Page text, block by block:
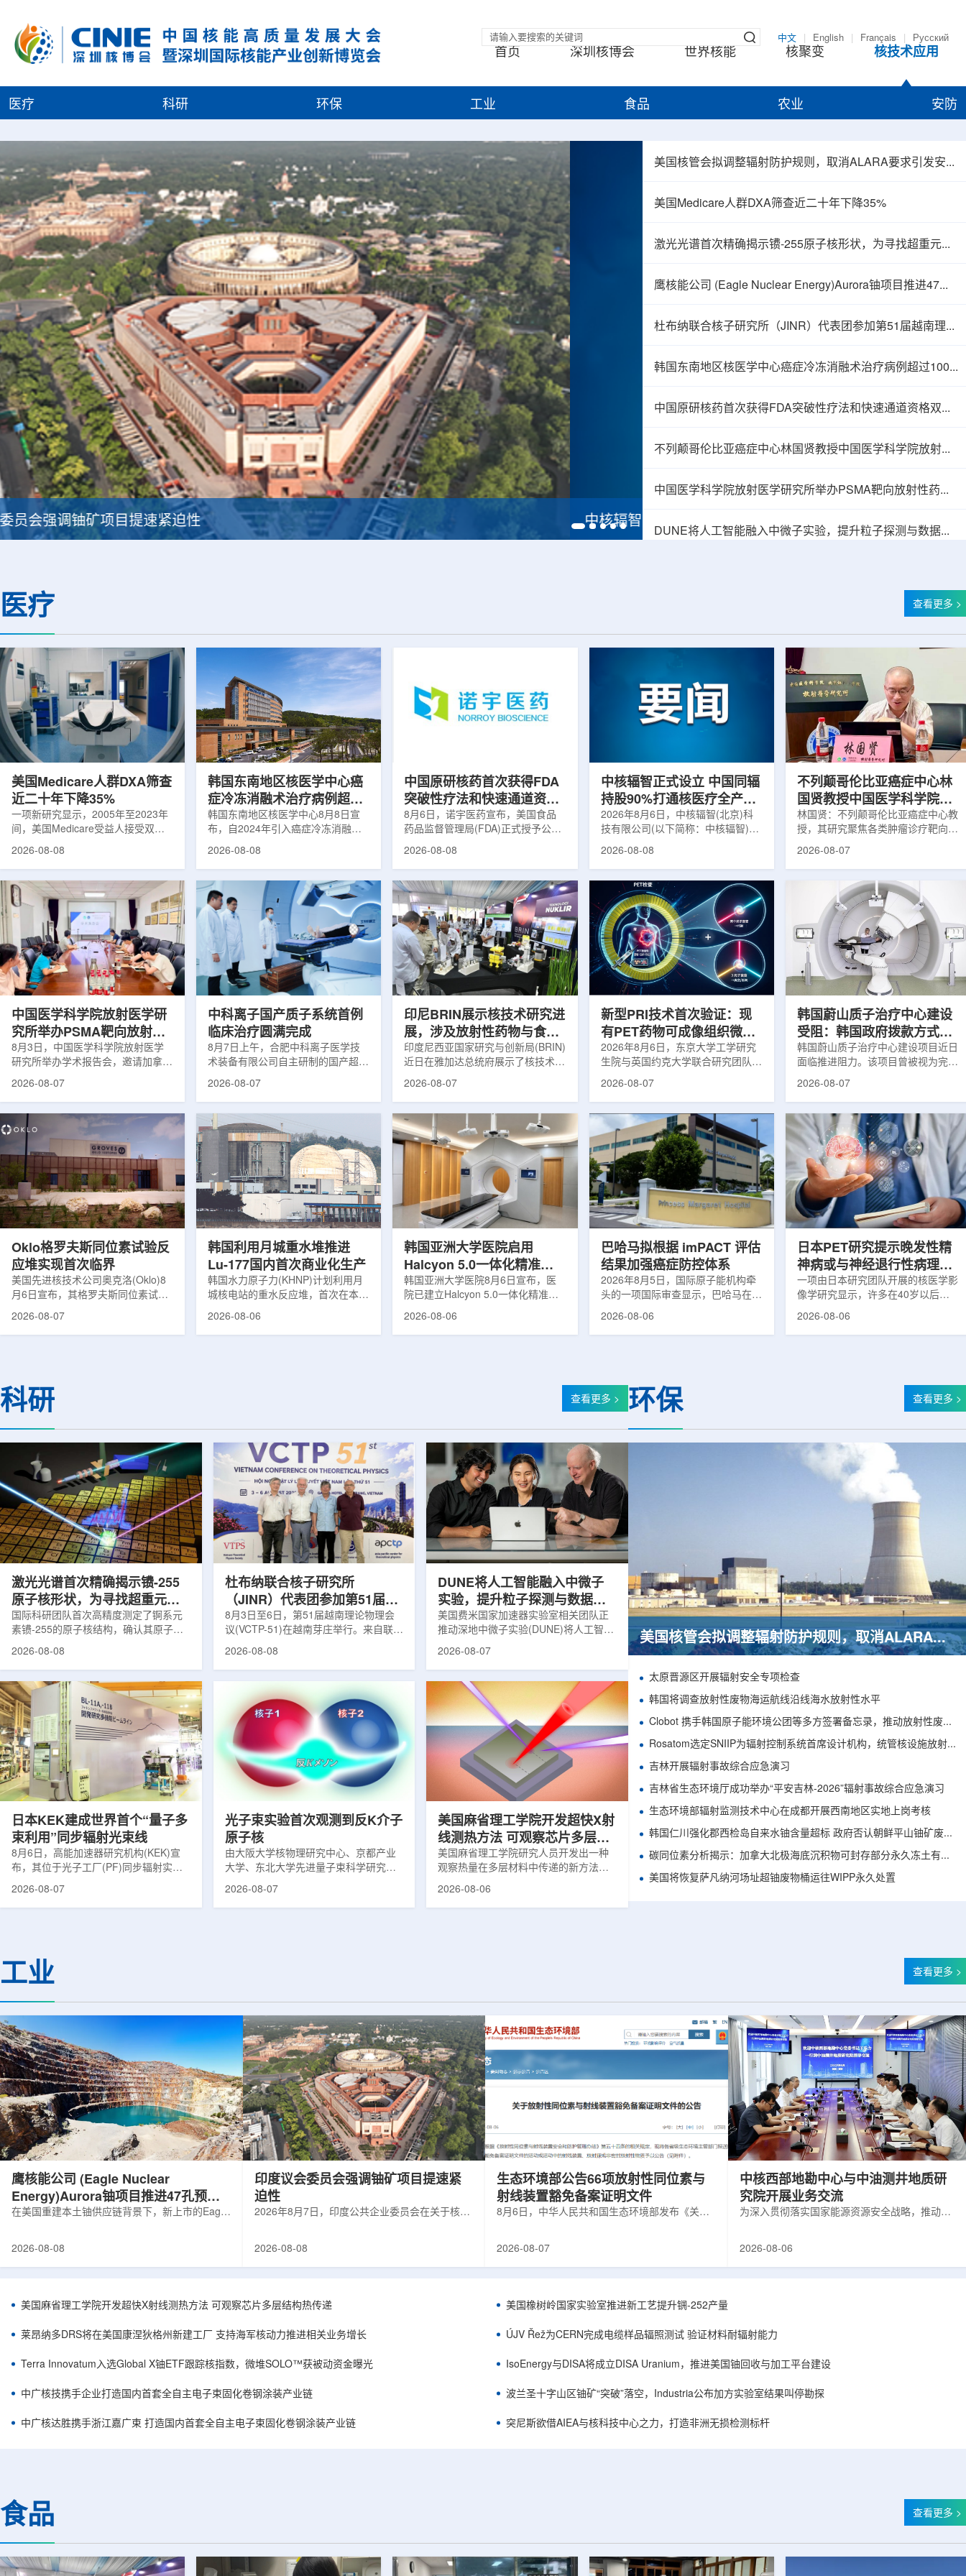
中文 English Français Русский
首页 深圳核博会 世界核能 核聚变 核技术应用
医疗 科研 环保 工业 食品 农业 安防
中核辐智正式设立 中国同辐持股90%打通核医疗全产业链 俄罗斯莫斯科州物流中心启用集装箱非开箱检验
美国核管会拟调整辐射防护规则，取消ALARA要求引发安全争议
美国Medicare人群DXA筛查近二十年下降35%
激光光谱首次精确揭示镄-255原子核形状，为寻找超重元素提供新线索
鹰核能公司 (Eagle Nuclear Energy)Aurora铀项目推进47孔预可研钻探
杜布纳联合核子研究所（JINR）代表团参加第51届越南理论物理会议
韩国东南地区核医学中心癌症冷冻消融术治疗病例超过100例
中国原研核药首次获得FDA突破性疗法和快速通道资格双重认定
不列颠哥伦比亚癌症中心林国贤教授中国医学科学院放射医学研究所开展学术交流
中国医学科学院放射医学研究所举办PSMA靶向放射性药物学术报告会
DUNE将人工智能融入中微子实验，提升粒子探测与数据处理能力
医疗 查看更多 >
美国Medicare人群DXA筛查
近二十年下降35%
一项新研究显示，2005年至2023年
间，美国Medicare受益人接受双能X
射线吸收测定(DXA)检查的比例明显
果提示，不同人群之间的筛查可及性
差异正在扩大。研究人员分析了超过
500万名Medicare受益人的理赔数
据。结果显示，DXA使用率从2005
年的每10万名受益人7255次，下降
至2023年的每10万名受益人4690
次。相关研究已发表于
《Osteoporosis International》。下
2026-08-08
韩国东南地区核医学中心癌
症冷冻消融术治疗病例超过
100例
韩国东南地区核医学中心8月8日宣
布，自2024年引入癌症冷冻消融术
以来，中心已完成超过100例相关手
法。治疗过程中，医生在CT或超声
成像引导下，将细治疗针精准插入肿
瘤部位，通过零下40摄氏度或更低
的超低温冷冻病灶，使癌细胞发生坏
死。由于低温冷冻本身具有一定麻醉
作用，该技术有助于减轻患者疼痛，
减少对周围正常组织的损伤，并促进
术后较快恢复。据该中心介绍，目前
2026-08-08
中国原研核药首次获得FDA
突破性疗法和快速通道资格
双重认定
8月6日，诺宇医药宣布，美国食品
药品监督管理局(FDA)正式授予公司
自主研发的68Ga-NYM096突破性疗
认定(Fast Track Designation,
FTD)。这是原研核药领域中国首个
获得美国 FDA 突破性疗法认定、首
个同时获得 FDA 突破性疗法与快速
通道双项认定的产品，创造了核药领
域里程碑式突破。68Ga-NYM096是
一款特异性结合CAⅨ的肾癌小分子
诊断核药，适用于疑似或确认转移性
2026-08-08
中核辐智正式设立 中国同辐
持股90%打通核医疗全产业
链
2026年8月6日，中核辐智(北京)科
技有限公司(以下简称：中核辐智)正
式设立。公司由中国同辐股份有限公
创)共同出资组建，中国同辐持股
90%，中核浙创持股10%。中核辐智
将承接中国同辐核医学发展中心业
务，锚定智慧核医疗赛道深耕布局。
公司以智慧核医学物联系统为核心载
体，打通核医疗全产业链条，构建智
慧核医学系统+核药+装备+服务协同
发展模式，推动业务从单一产品供给
2026-08-08
不列颠哥伦比亚癌症中心林
国贤教授中国医学科学院放
射医学研究所开展学术交流
林国贤：不列颠哥伦比亚癌症中心教
授，其研究聚焦各类肿瘤诊疗靶向放
射性药物开发，迄今已主导/参与发
完成自研7款放射性药物的临床转
化，用于多种肿瘤诊疗。报告会上，
林国贤教授基于其团队多年的前沿探
索，系统梳理了针对前列腺癌靶点
PSMA的核药相关研究进展：一是F-
18标记PSMA靶向PET显像剂的分子
设计与临床优势;二是通过理性优化
分子结构，大幅提高Lu-177标记治
2026-08-07
中国医学科学院放射医学研
究所举办PSMA靶向放射性
药物学术报告会
8月3日，中国医学科学院放射医学
研究所举办学术报告会，邀请加拿大
温哥华不列颠哥伦比亚癌症中心林国
性药物开发》的学术报告。报告会采
取线上线下结合方式举行，放射所部
分科研人员和研究生参加。林国贤教
授长期从事肿瘤诊疗靶向放射性药物
开发研究，已主导或参与发表135余
篇同行评议期刊论文，提交30余项
放射性药物相关专利申请，并完成7
款自研放射性药物的临床转化，应用
2026-08-07
中科离子国产质子系统首例
临床治疗圆满完成
8月7日上午，合肥中科离子医学技
术装备有限公司自主研制的国产超导
回旋质子治疗系统，在合肥离子医学
治疗系统的重要突破。本例受试者为
肺癌患者。试验所用的超导质子治疗
系统，搭载中科离子自主研发的
SC240超导回旋加速器，具有超大照
射野、360°全周束流配送能力。治
疗全程依托多模融合4D图像引导精
准定位，能实现动态适配、精准治
疗。设备运行平稳低噪，治疗控制软
2026-08-07
印尼BRIN展示核技术研究进
展，涉及放射性药物与食品
辐照应用
印度尼西亚国家研究与创新局(BRIN)
近日在雅加达总统府展示了核技术研
究成果。BRIN局长阿里夫·萨特里亚
粮食和健康等领域。在健康领域，
BRIN正在开发用于核医学的放射性
药物。这类药物含有放射性物质，可
用于癌症诊断和治疗。阿里夫表示，
放射性药物研发对癌症识别和治疗具
有重要意义。在食品领域，BRIN将
核技术用于食品保鲜，重点包括出口
水果的辐照处理。阿里夫介绍，一些
2026-08-07
新型PRI技术首次验证：现
有PET药物可成像组织微环
境
2026年8月6日，东京大学工学研究
生院与英国约克大学联合研究团队宣
布，已建立一种利用正电子三光子衰
该方法可结合现有临床PET显像剂使
用，有望为核医学影像提供观察组织
微环境的新手段。利用正电子-3光子
衰变的下一代核医学成像概念图目前
临床PET扫描主要利用正电子双光子
湮灭过程显示药物在体内的分布和积
累情况，但对组织缺氧等与疾病恶性
程度相关的微环境信息捕捉有限。...
2026-08-07
韩国蔚山质子治疗中心建设
受阻：韩国政府拨款方式调
整影响项目推进
韩国蔚山质子治疗中心建设项目近日
面临推进阻力。该项目曾被视为完善
韩国东南部区域癌症治疗体系的关键
的难度明显上升。据蔚山市8月6日
消息，蔚山市已于去年3月完成质子
治疗中心建设可行性研究及基本规划
制定服务，并开始争取国家拨款。不
过，韩国保健福祉部回复称，难以单
独为蔚山市提供大型项目资金。此
前，蔚山市曾计划通过建设质子治疗
中心，构建癌症患者可在区域内完成
2026-08-07
Oklo格罗夫斯同位素试验反
应堆实现首次临界
美国先进核技术公司奥克洛(Oklo)8
月6日宣布，其格罗夫斯同位素试验
反应堆已在低功率状态下实现可控自
特，是美国能源部反应堆试点计划下
首个在私人土地上实现临界的反应
工程建设、组件制造或采购、燃料配
置及...
2026-08-07
韩国利用月城重水堆推进
Lu-177国内首次商业化生产
韩国水力原子力(KHNP)计划利用月
城核电站的重水反应堆，首次在本土
生产用于癌症治疗的放射性同位素
后，韩国水力原子力还将扩大生产范
围至钴...
2026-08-06
韩国亚洲大学医院启用
Halcyon 5.0一体化精准放
射治疗方案
韩国亚洲大学医院8月6日宣布，医
院已建立Halcyon 5.0一体化精准放
射治疗解决方案，并开始全面用于患
射治疗系统IDENTIFY。亚洲大学医
院表示，该院是韩国首...
2026-08-06
巴哈马拟根据 imPACT 评估
结果加强癌症防控体系
2026年8月5日，国际原子能机构牵
头的一项国际审查显示，巴哈马在加
强癌症治疗服务方面具备进一步提升
评估由国际原子能机构、世界卫生组
织/泛美卫生组织和国际癌症研究机
力和实际需求。6月9日至11日，专
家组访...
2026-08-06
日本PET研究提示晚发性精
神病或与神经退行性病理相
关
一项由日本研究团队开展的核医学影
像学研究显示，许多在40岁以后首
次出现幻觉、妄想等精神病性症状的
踪剂^11C-PiB，以及tau蛋白PET示
踪剂^18F-florzolotau，对受试者大
神病患者中，β-淀粉样蛋白阳性...
2026-08-06
科研 查看更多 >
激光光谱首次精确揭示镄-255
原子核形状，为寻找超重元素
提供新线索
国际科研团队首次高精度测定了锕系元
素镄-255的原子核结构，确认其原子核
美因茨约翰内斯·古腾堡大学、亥姆霍兹
美因茨研究所、瑞典哥德堡大学等18家
机构合作完成。研究结果不仅修正了以
往标准数据表中部分不合理的核性质数
值，也为现代原子核理论模型提供了关
键实验验证。镄是自然界中不存在的人
工合成重元素，镄-255含有100个质子
和155个中子，实验获取极为困难。研究
团...
2026-08-08
杜布纳联合核子研究所
（JINR）代表团参加第51届越
南理论物理会议
8月3日至6日，第51届越南理论物理会
议(VCTP-51)在越南芽庄举行。来自联合
南、德国、印度、中国、巴基斯坦、俄
罗斯、台湾、菲律宾和日本等国家和地
区的170余名学者开展交流。本届会议议
题覆盖高能物理、核物理、凝聚态物理
和宇宙学等多个理论物理前沿方向，同
时涉及超越标准模型物理、分子物理、
量子光学与量子信息、生物材料和生物
分子等交叉研究领域。广泛的议程...
2026-08-08
DUNE将人工智能融入中微子
实验，提升粒子探测与数据处
理能力
美国费米国家加速器实验室相关团队正
推动深地中微子实验(DUNE)将人工智能
互作用识别、事件分类和探测器管理能
力。DUNE位于长基线中微子设施，目
前已开始安装大型中微子探测器模块的
结构元件。该实验由近探测器和远探测
器组成：近探测器位于费米实验室，远
探测器设在南达科他州桑福德地下研究
设施地下约1英里处。两个探测器都将采
用液氩时间投影室技术，用于记录中微
2026-08-07
日本KEK建成世界首个“量子多
束利用”同步辐射光束线
8月6日，高能加速器研究机构(KEK)宣
布，其位于光子工厂(PF)同步辐射实验
装置的BL-11A和BL-11B光束线已建成世
心的同步辐射装置组成，定位为科研和
教育基础设施。新光束线的主要特点在
观...
2026-08-07
光子束实验首次观测到反K介子
原子核
由大阪大学核物理研究中心、京都产业
大学、东北大学先进量子束科学研究中
心、高丽大学、岐阜大学、中国近代物
射设施SP...
2026-08-07
美国麻省理工学院开发超快X射
线测热方法 可观察芯片多层结
构热传递
美国麻省理工学院研究人员开发出一种
观察热量在多层材料中传递的新方法，
可用于精确测量计算机芯片等电子器件
题...
2026-08-06
环保 查看更多 >
美国核管会拟调整辐射防护规则，取消ALARA要求引发安全争议
太原晋源区开展辐射安全专项检查
韩国将调查放射性废物海运航线沿线海水放射性水平
Clobot 携手韩国原子能环境公团等多方签署备忘录，推动放射性废物安全管理多机型机器人示范
Rosatom选定SNIIP为辐射控制系统首席设计机构，统管核设施放射仪表标准化与进口替代保障
吉林开展辐射事故综合应急演习
吉林省生态环境厅成功举办“平安吉林-2026”辐射事故综合应急演习
生态环境部辐射监测技术中心在成都开展西南地区实地上岗考核
韩国仁川强化郡西检岛自来水铀含量超标 政府否认朝鲜平山铀矿废水影响
碳同位素分析揭示：加拿大北极海底沉积物可封存部分永久冻土有机碳
美国将恢复萨凡纳河场址超铀废物桶运往WIPP永久处置
工业 查看更多 >
鹰核能公司 (Eagle Nuclear
Energy)Aurora铀项目推进47孔预可
研钻探
在美国重建本土铀供应链背景下，新上市的Eagle
1300标准含indicated资源3275万磅、inferred
孔、总进尺约2.7万英尺的预可研钻探，待联邦与
州审批通过后开工，预计2027年下半年完成预可
研。技术端近期增补Yukuskokon Professional
Services，并扩大与BBA USA、SLR I...
2026-08-08
印度议会委员会强调铀矿项目提速紧
迫性
2026年8月7日，印度公共企业委员会在关于核电
建项目将产量翻倍，但委员会认为该时间表偏晚
将拉长进口燃料战略敏感期。目前PHWR机组约
25GWe年需U3O8约5400吨，UCIL仅能满足约
30%，须靠加速国产与多元化供应降低进口依
赖。委员会支持UCIL与NTPC组建合资企业参股
海外铀...
2026-08-08
生态环境部公告66项放射性同位素与
射线装置豁免备案证明文件
8月6日，中华人民共和国生态环境部发布《关于
将各省级生态环境主管部门报送的、已获得豁免
置、放射源或非密封放射性物质予以公告。随公
告发布的汇总表共列出66项备案记录，涉及山
东、天津、上海、河北、四川、甘肃、安徽、河
南、辽宁等地相关单位。备案内容涵盖...
2026-08-07
中核西部地勘中心与中油测井地质研
究院开展业务交流
为深入贯彻落实国家能源资源安全战略，推动油
地质研究院，开展专项技术交流研讨。会上，中
析等成熟技术体系，并结合实战案例分享了含油
气盆地铀矿勘查经验。王乐力介绍了西部中...
2026-08-06
美国麻省理工学院开发超快X射线测热方法 可观察芯片多层结构热传递
莱昂纳多DRS将在美国康涅狄格州新建工厂 支持海军核动力推进相关业务增长
Terra Innovatum入选Global X铀ETF跟踪核指数，微堆SOLO™获被动资金曝光
中广核技携手企业打造国内首套全自主电子束固化卷钢涂装产业链
中广核达胜携手浙江嘉广束 打造国内首套全自主电子束固化卷钢涂装产业链
美国橡树岭国家实验室推进新工艺提升锎-252产量
ÚJV Řež为CERN完成电缆样品辐照测试 验证材料耐辐射能力
IsoEnergy与DISA将成立DISA Uranium，推进美国铀回收与加工平台建设
波兰圣十字山区铀矿“突破”落空，Industria公布加方实验室结果叫停勘探
突尼斯欲借AIEA与核科技中心之力，打造非洲无损检测标杆
食品 查看更多 >